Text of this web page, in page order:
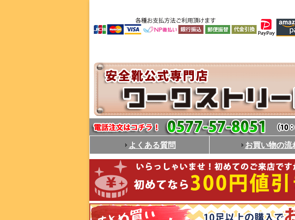
よくある質問 お買い物の流